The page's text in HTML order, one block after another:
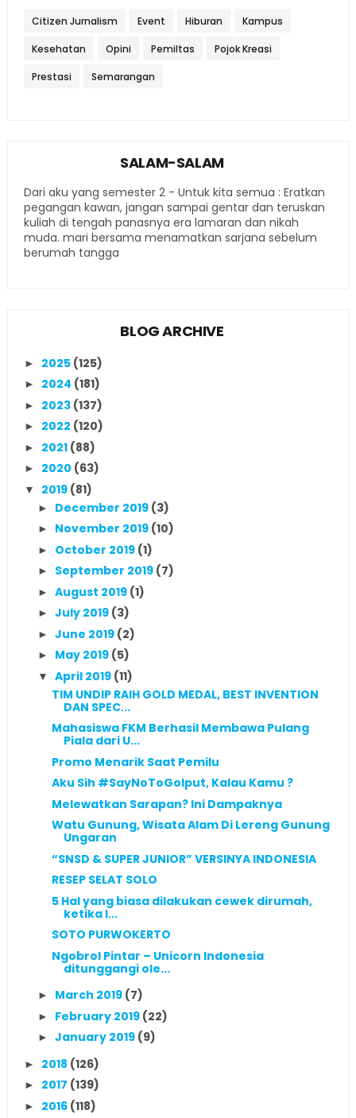
Citizen Jurnalism Event Hiburan Kampus
Kesehatan Opini Pemiltas Pojok Kreasi
Prestasi Semarangan
SALAM-SALAM
Dari aku yang semester 2 - Untuk kita semua : Eratkan
pegangan kawan, jangan sampai gentar dan teruskan
kuliah di tengah panasnya era lamaran dan nikah
muda. mari bersama menamatkan sarjana sebelum
berumah tangga
BLOG ARCHIVE
► 2025 (125)
► 2024 (181)
► 2023 (137)
► 2022 (120)
► 2021 (88)
► 2020 (63)
▼ 2019 (81)
► December 2019 (3)
► November 2019 (10)
► October 2019 (1)
► September 2019 (7)
► August 2019 (1)
► July 2019 (3)
► June 2019 (2)
► May 2019 (5)
▼ April 2019 (11)
TIM UNDIP RAIH GOLD MEDAL, BEST INVENTION
DAN SPEC...
Mahasiswa FKM Berhasil Membawa Pulang
Piala dari U...
Promo Menarik Saat Pemilu
Aku Sih #SayNoToGolput, Kalau Kamu ?
Melewatkan Sarapan? Ini Dampaknya
Watu Gunung, Wisata Alam Di Lereng Gunung
Ungaran
“SNSD & SUPER JUNIOR” VERSINYA INDONESIA
RESEP SELAT SOLO
5 Hal yang biasa dilakukan cewek dirumah,
ketika l...
SOTO PURWOKERTO
Ngobrol Pintar – Unicorn Indonesia
ditunggangi ole...
► March 2019 (7)
► February 2019 (22)
► January 2019 (9)
► 2018 (126)
► 2017 (139)
► 2016 (118)